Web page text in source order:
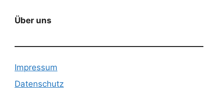
Über uns
Impressum
Datenschutz